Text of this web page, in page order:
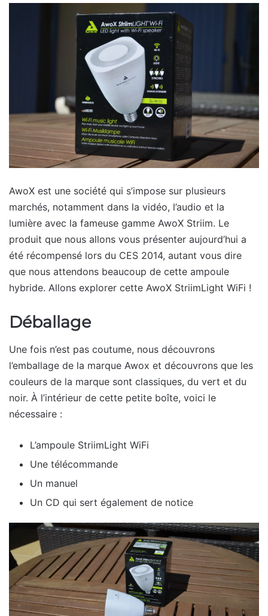
AwoX est une société qui s’impose sur plusieurs
marchés, notamment dans la vidéo, l’audio et la
lumière avec la fameuse gamme AwoX Striim. Le
produit que nous allons vous présenter aujourd’hui a
été récompensé lors du CES 2014, autant vous dire
que nous attendons beaucoup de cette ampoule
hybride. Allons explorer cette AwoX StriimLight WiFi !
Déballage
Une fois n’est pas coutume, nous découvrons
l’emballage de la marque Awox et découvrons que les
couleurs de la marque sont classiques, du vert et du
noir. À l’intérieur de cette petite boîte, voici le
nécessaire :
L’ampoule StriimLight WiFi
Une télécommande
Un manuel
Un CD qui sert également de notice